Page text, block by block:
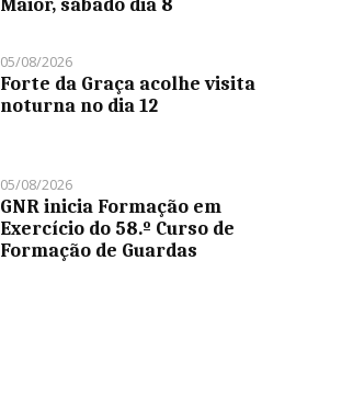
Maior, sábado dia 8
05/08/2026
Forte da Graça acolhe visita
noturna no dia 12
05/08/2026
GNR inicia Formação em
Exercício do 58.º Curso de
Formação de Guardas